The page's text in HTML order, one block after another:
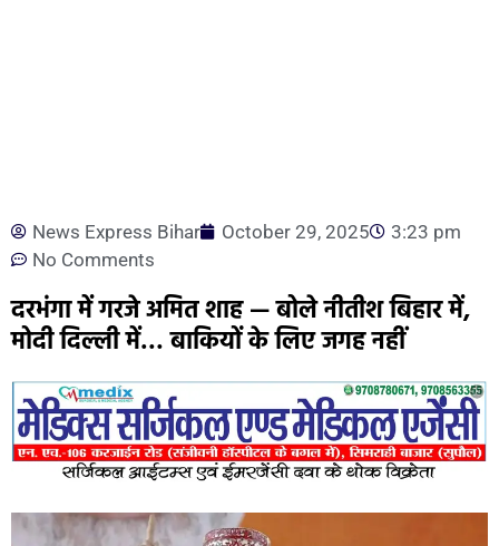
News Express Bihar October 29, 2025
3:23 pm
No Comments
दरभंगा में गरजे अमित शाह — बोले नीतीश बिहार में,
मोदी दिल्ली में… बाकियों के लिए जगह नहीं